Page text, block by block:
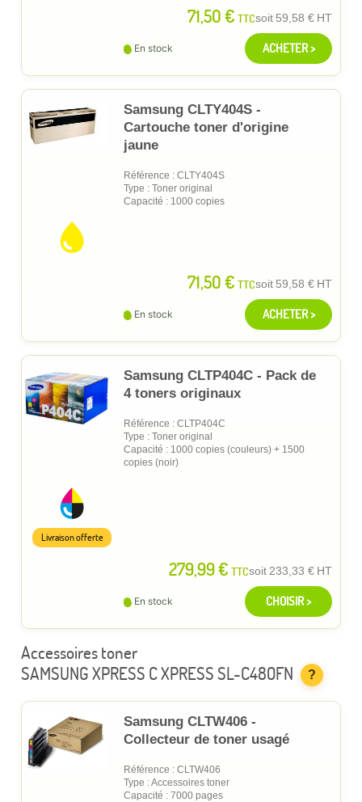
71,50 € TTCsoit 59,58 € HT
En stock ACHETER >
Samsung CLTY404S -
Cartouche toner d'origine
jaune
Référence : CLTY404S
Type : Toner original
Capacité : 1000 copies
71,50 € TTCsoit 59,58 € HT
En stock ACHETER >
Samsung CLTP404C - Pack de
4 toners originaux
Référence : CLTP404C
Type : Toner original
Capacité : 1000 copies (couleurs) + 1500
copies (noir)
279,99 € TTCsoit233,33 € HT
Livraison offerte
En stock CHOISIR >
Accessoires toner
SAMSUNG XPRESS C XPRESS SL-C480FN
?
Samsung CLTW406 -
Collecteur de toner usagé
Référence : CLTW406
Type : Accessoires toner
Capacité : 7000 pages